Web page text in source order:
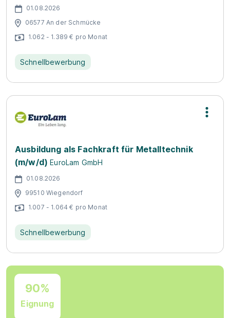
01.08.2026
06577 An der Schmücke
1.062 - 1.389 € pro Monat
Schnellbewerbung
Ausbildung als Fachkraft für Metalltechnik
(m/w/d) EuroLam GmbH
01.08.2026
99510 Wiegendorf
1.007 - 1.064 € pro Monat
Schnellbewerbung
90%
Eignung